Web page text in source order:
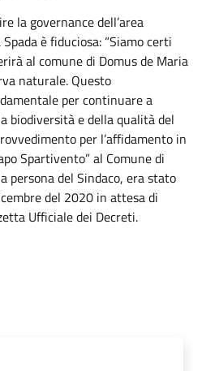
la governance dell’area
è fiduciosa: “Siamo certi
al comune di Domus de Maria
naturale. Questo
per continuare a
biodiversità e della qualità del
per l’affidamento in
Spartivento” al Comune di
persona del Sindaco, era stato
del 2020 in attesa di
Ufficiale dei Decreti.